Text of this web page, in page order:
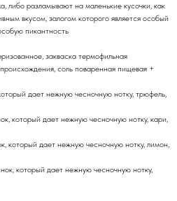
либо разламывают на маленькие кусочки, как
вкусом, залогом которого является особый
пикантность
закваска термофильная
соль поваренная пищевая +
дает нежную чесночную нотку, трюфель,
который дает нежную чесночную нотку, кари,
который дает нежную чесночную нотку, лимон,
который дает нежную чесночную нотку,